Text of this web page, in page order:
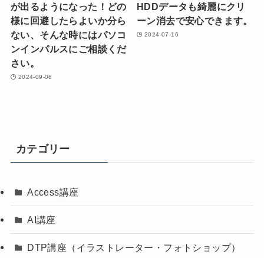
が出るようになった！どの
様に回避したらよいか分ら
ない、そんな時にはパソコ
ンインパルスにご相談くだ
さい。
2024-09-06
HDDデータも綺麗にクリ
ーン消去で安心できます。
2024-07-16
カテゴリー
Access講座
AI講座
DTP講座（イラストレーター・フォトショップ）